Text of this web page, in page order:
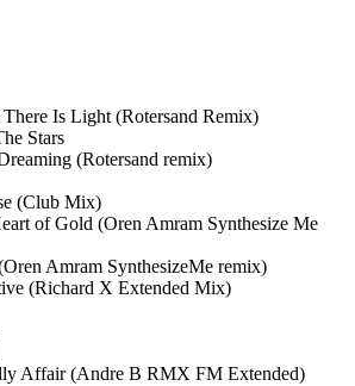
Is Light (Rotersand Remix)
Stars
(Rotersand remix)
(Club Mix)
of Gold (Oren Amram Synthesize Me
Amram SynthesizeMe remix)
(Richard X Extended Mix)
Affair (Andre B RMX FM Extended)